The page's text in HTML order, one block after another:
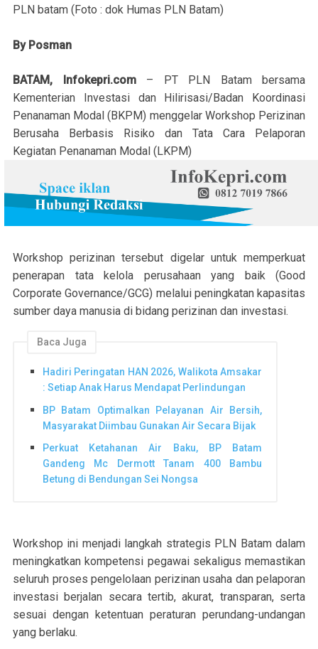
PLN batam (Foto : dok Humas PLN Batam)
By Posman
BATAM, Infokepri.com – PT PLN Batam bersama
Kementerian Investasi dan Hilirisasi/Badan Koordinasi
Penanaman Modal (BKPM) menggelar Workshop Perizinan
Berusaha Berbasis Risiko dan Tata Cara Pelaporan
Kegiatan Penanaman Modal (LKPM)
Workshop perizinan tersebut digelar untuk memperkuat
penerapan tata kelola perusahaan yang baik (Good
Corporate Governance/GCG) melalui peningkatan kapasitas
sumber daya manusia di bidang perizinan dan investasi.
Baca Juga
Hadiri Peringatan HAN 2026, Walikota Amsakar
: Setiap Anak Harus Mendapat Perlindungan
BP Batam Optimalkan Pelayanan Air Bersih,
Masyarakat Diimbau Gunakan Air Secara Bijak
Perkuat Ketahanan Air Baku, BP Batam
Gandeng Mc Dermott Tanam 400 Bambu
Betung di Bendungan Sei Nongsa
Workshop ini menjadi langkah strategis PLN Batam dalam
meningkatkan kompetensi pegawai sekaligus memastikan
seluruh proses pengelolaan perizinan usaha dan pelaporan
investasi berjalan secara tertib, akurat, transparan, serta
sesuai dengan ketentuan peraturan perundang-undangan
yang berlaku.